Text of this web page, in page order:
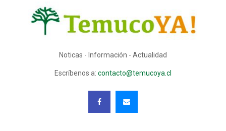
Noticas - Información - Actualidad
Escríbenos a: contacto@temucoya.cl